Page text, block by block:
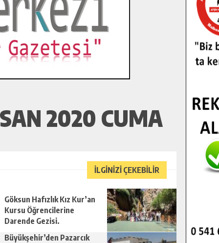
2020 CUMA
İLGİNİZİ ÇEKEBİLİR
Göksun Hafızlık Kız Kur’an
Kursu Öğrencilerine
Darende Gezisi.
Büyükşehir’den Pazarcık